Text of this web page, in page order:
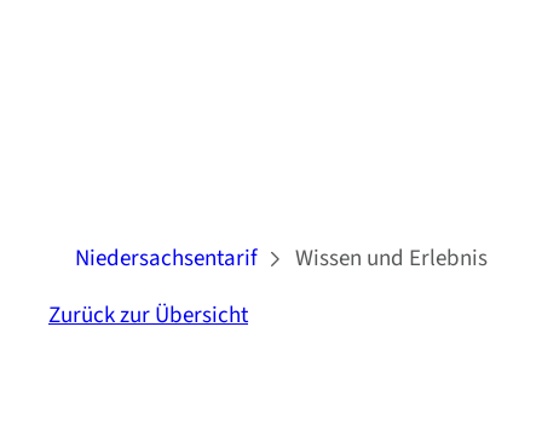
Niedersachsentarif
Wissen und Erlebnis
Zurück zur Übersicht